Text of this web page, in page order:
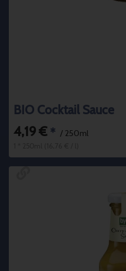
BIO Cocktail Sauce
4,19 € * / 250ml